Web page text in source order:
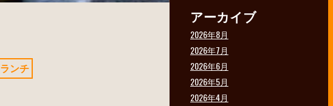
ランチ
アーカイブ
2026年8月
2026年7月
2026年6月
2026年5月
2026年4月